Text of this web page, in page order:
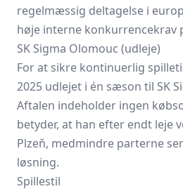
regelmæssig deltagelse i
høje interne konkurrencekrav
SK Sigma Olomouc (udleje)
For at sikre kontinuerlig
2025 udlejet i én sæson til SK
Aftalen indeholder ingen
betyder, at han efter endt leje
Plzeň, medmindre parterne
løsning.
Spillestil